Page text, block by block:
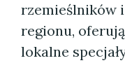
rzemieślników
regionu,
lokalne